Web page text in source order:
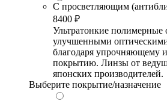
С просветляющим
8400 ₽
Ультратонкие полимерные
улучшенными
благодаря упрочняющему
покрытию. Линзы от
японских производителей.
Выберите покрытие/назначение